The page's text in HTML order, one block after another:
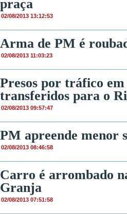
praça
02/08/2013 13:12:53
Arma de PM é
02/08/2013 11:03:23
Presos por tráfico
transferidos para o
02/08/2013 09:57:47
PM apreende menor
02/08/2013 08:46:58
Carro é arrombado
Granja
02/08/2013 07:51:58